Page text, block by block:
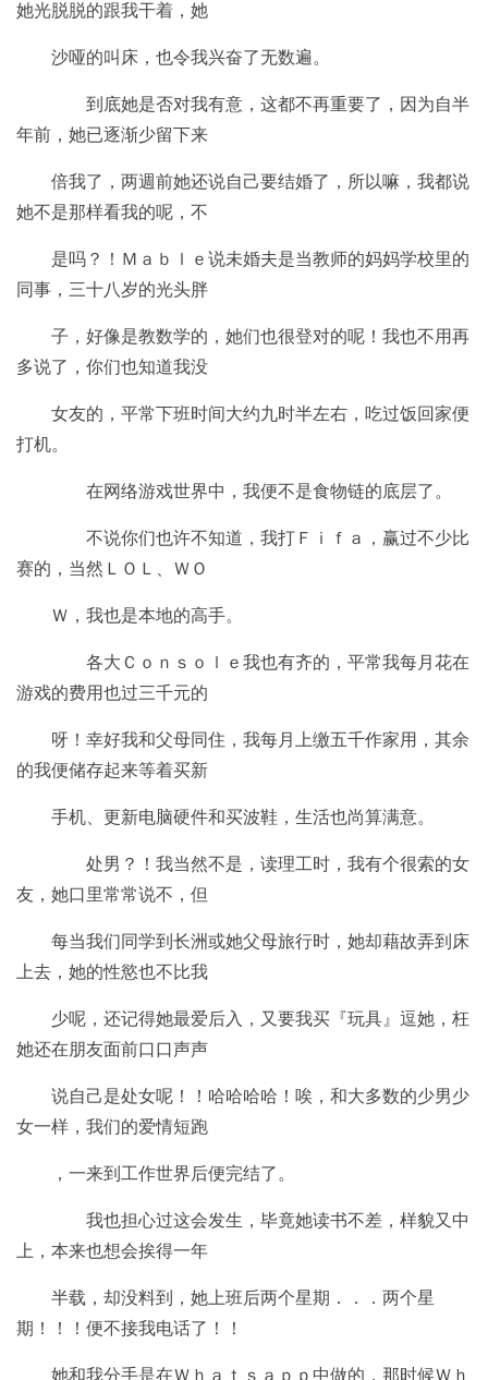
她光脱脱的跟我干着，她
沙哑的叫床，也令我兴奋了无数遍。
到底她是否对我有意，这都不再重要了，因为自半
年前，她已逐渐少留下来
倍我了，两週前她还说自己要结婚了，所以嘛，我都说
她不是那样看我的呢，不
是吗？！Ｍａｂｌｅ说未婚夫是当教师的妈妈学校里的
同事，三十八岁的光头胖
子，好像是教数学的，她们也很登对的呢！我也不用再
多说了，你们也知道我没
女友的，平常下班时间大约九时半左右，吃过饭回家便
打机。
在网络游戏世界中，我便不是食物链的底层了。
不说你们也许不知道，我打Ｆｉｆａ，赢过不少比
赛的，当然ＬＯＬ、ＷＯ
Ｗ，我也是本地的高手。
各大Ｃｏｎｓｏｌｅ我也有齐的，平常我每月花在
游戏的费用也过三千元的
呀！幸好我和父母同住，我每月上缴五千作家用，其余
的我便储存起来等着买新
手机、更新电脑硬件和买波鞋，生活也尚算满意。
处男？！我当然不是，读理工时，我有个很索的女
友，她口里常常说不，但
每当我们同学到长洲或她父母旅行时，她却藉故弄到床
上去，她的性慾也不比我
少呢，还记得她最爱后入，又要我买『玩具』逗她，枉
她还在朋友面前口口声声
说自己是处女呢！！哈哈哈哈！唉，和大多数的少男少
女一样，我们的爱情短跑
，一来到工作世界后便完结了。
我也担心过这会发生，毕竟她读书不差，样貌又中
上，本来也想会挨得一年
半载，却没料到，她上班后两个星期．．．两个星
期！！！便不接我电话了！！
她和我分手是在Ｗｈａｔｓａｐｐ中做的，那时候Ｗｈ